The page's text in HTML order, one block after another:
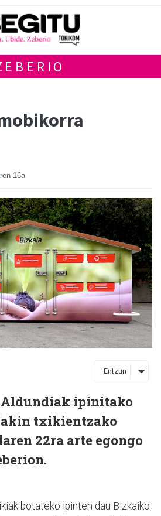
16a
Entzun
ipinitako
txikientzako
22ra arte egongo
botateko ipinten dau Bizkaiko